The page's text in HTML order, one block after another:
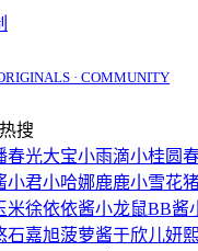
· COMMUNITY
搜
春光大宝小雨滴小桂圆
小君小哈娜鹿鹿小雪花
米徐依依酱小龙鼠BB酱
石嘉旭菠萝酱于欣儿妍